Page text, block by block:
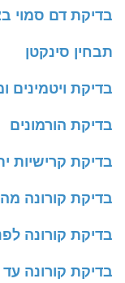
בדיקת דם סמוי
תבחין סינקטן
בדיקת ויטמינים
בדיקת הורמונים
בדיקת קרישיות
בדיקת קורונה
בדיקת קורונה
בדיקת קורונה